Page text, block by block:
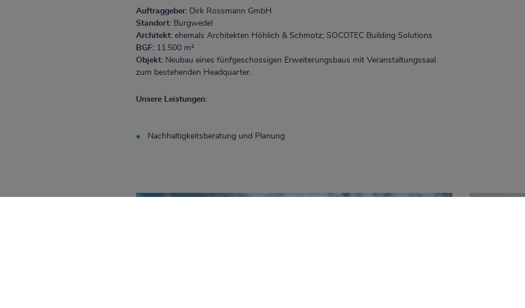
Auftraggeber: Dirk Rossmann GmbH
Standort: Burgwedel
Architekt: ehemals Architekten Höhlich & Schmotz; SOCOTEC Building Solutions
BGF: 11.500 m²
Objekt: Neubau eines fünfgeschossigen Erweiterungsbaus mit Veranstaltungssaal
zum bestehenden Headquarter.
Unsere Leistungen:
Nachhaltigkeitsberatung und Planung